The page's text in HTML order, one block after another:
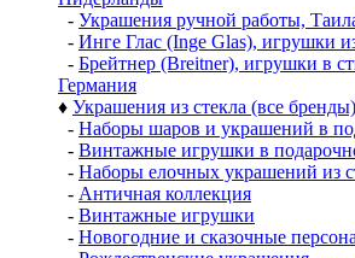
- Украшения ручной работы,
- Инге Глас (Inge Glas), игрушки
- Брейтнер (Breitner), игрушки в
Германия
♦ Украшения из стекла (все бренды)
- Наборы шаров и украшений в
- Винтажные игрушки в
- Наборы елочных украшений из
- Античная коллекция
- Винтажные игрушки
- Новогодние и сказочные